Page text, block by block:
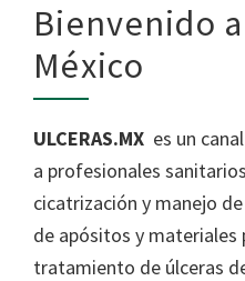
Bienvenido
México
ULCERAS.MX es un
a profesionales
cicatrización y manejo
de apósitos y materiales
tratamiento de úlceras